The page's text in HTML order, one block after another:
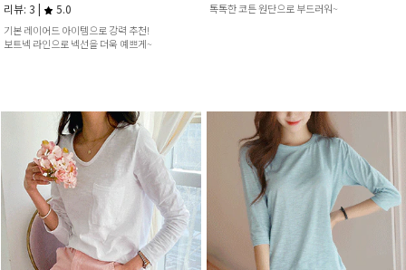
리뷰: 3 | 5.0
기본 레이어드 아이템으로 강력 추천!
보트넥 라인으로 넥선을 더욱 예쁘게~
톡톡한 코튼 원단으로 부드러워~